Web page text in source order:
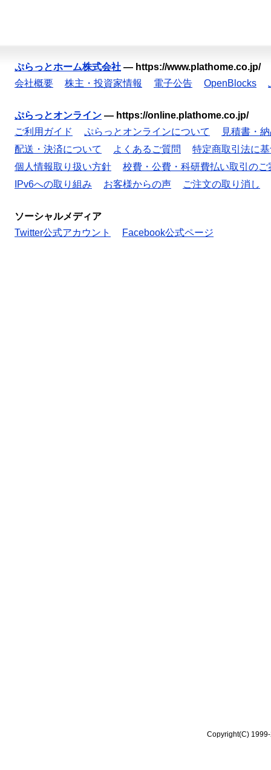
ぷらっとホーム株式会社 — https://www.plathome.co.jp/
会社概要
株主・投資家情報 電子公告 OpenBlocks
ぷらっとオンライン — https://online.plathome.co.jp/
ご利用ガイド
ぷらっとオンラインについて
見積書・
配送・決済について
よくあるご質問
特定商取引法に
個人情報取り扱い方針
校費・公費・科研費払い取引のご
IPv6への取り組み
お客様からの声 ご注文の取り消し
ソーシャルメディア
Twitter公式アカウント
Facebook公式ページ
Copyright(C)